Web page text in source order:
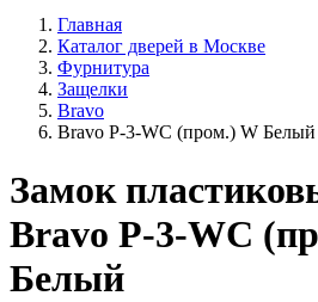
Главная
Каталог дверей в Москве
Фурнитура
Защелки
Bravo
Bravo P-3-WC (пром.) W Белый
Замок
Bravo P-3-WC
Белый